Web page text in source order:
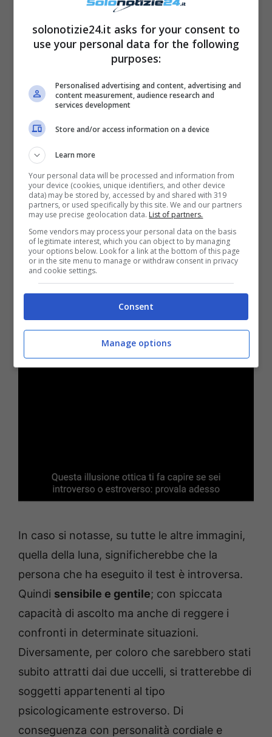
I risultati corrispondenti
alla personalità
In caso si notasse, su tutte le altre immagini,
quella della luna, significherebbe che la
persona che ha eseguito il test è introversa.
Quindi sensibile e gentile; con spiccata
capacità di ascolto ma anche di reggere i
confronti in determinate situazioni.
Diversamente, per coloro che sarebbero stati
subito attratti dai due uccelli, si tratterebbe di
soggetti appartenenti al tipo
psicologicamente estroverso. Di
conseguenza con personalità cordiale e
solonotizie24.it asks for your consent to
use your personal data for the following
purposes:
Personalised advertising and content, advertising and
content measurement, audience research and
services development
Store and/or access information on a device
Learn more
Your personal data will be processed and information from
your device (cookies, unique identifiers, and other device
data) may be stored by, accessed by and shared with 319
partners, or used specifically by this site. We and our partners
may use precise geolocation data. List of partners.
Some vendors may process your personal data on the basis
of legitimate interest, which you can object to by managing
your options below. Look for a link at the bottom of this page
or in the site menu to manage or withdraw consent in privacy
and cookie settings.
Consent
Manage options